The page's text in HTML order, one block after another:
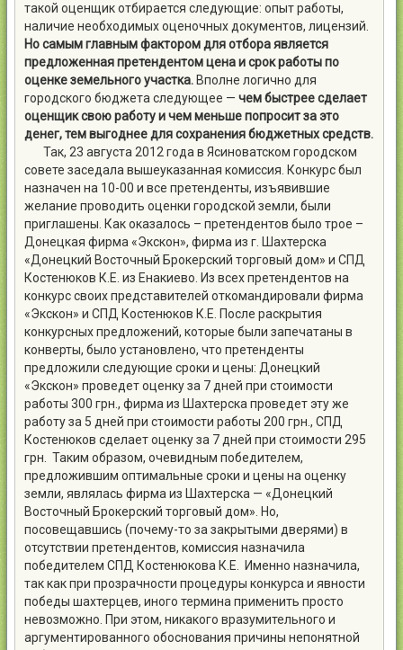
такой оценщик отбирается следующие: опыт работы,
наличие необходимых оценочных документов, лицензий.
Но самым главным фактором для отбора является
предложенная претендентом цена и срок работы по
оценке земельного участка. Вполне логично для
городского бюджета следующее — чем быстрее сделает
оценщик свою работу и чем меньше попросит за это
денег, тем выгоднее для сохранения бюджетных средств.
Так, 23 августа 2012 года в Ясиноватском городском
совете заседала вышеуказанная комиссия. Конкурс был
назначен на 10-00 и все претенденты, изъявившие
желание проводить оценки городской земли, были
приглашены. Как оказалось – претендентов было трое –
Донецкая фирма «Экскон», фирма из г. Шахтерска
«Донецкий Восточный Брокерский торговый дом» и СПД
Костенюков К.Е. из Енакиево. Из всех претендентов на
конкурс своих представителей откомандировали фирма
«Экскон» и СПД Костенюков К.Е. После раскрытия
конкурсных предложений, которые были запечатаны в
конверты, было установлено, что претенденты
предложили следующие сроки и цены: Донецкий
«Экскон» проведет оценку за 7 дней при стоимости
работы 300 грн., фирма из Шахтерска проведет эту же
работу за 5 дней при стоимости работы 200 грн., СПД
Костенюков сделает оценку за 7 дней при стоимости 295
грн. Таким образом, очевидным победителем,
предложившим оптимальные сроки и цены на оценку
земли, являлась фирма из Шахтерска — «Донецкий
Восточный Брокерский торговый дом». Но,
посовещавшись (почему-то за закрытыми дверями) в
отсутствии претендентов, комиссия назначила
победителем СПД Костенюкова К.Е. Именно назначила,
так как при прозрачности процедуры конкурса и явности
победы шахтерцев, иного термина применить просто
невозможно. При этом, никакого вразумительного и
аргументированного обоснования причины непонятной